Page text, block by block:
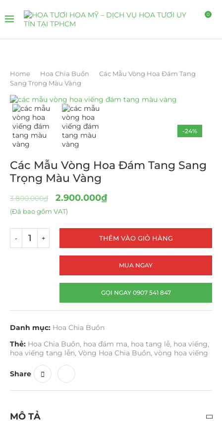
0
Home Hoa Chia Buồn
Các Mẫu Vòng Hoa Đám Tang
Sang Trọng Màu Vàng
-24%
Các Mẫu Vòng Hoa Đám Tang Sang
Trọng Màu Vàng
3.800.000₫ 2.900.000₫
(Đã bao gồm VAT)
THÊM VÀO GIỎ HÀNG
MUA NGAY
GỌI NGAY 0907 541 847
Danh mục: Hoa Chia Buồn
Thẻ: Hoa Chia Buồn, hoa đám ma, hoa tang lễ, hoa viếng,
hoa viếng tang lễn, Vòng Hoa Chia Buồn, vòng hoa viếng
Share
MÔ TẢ